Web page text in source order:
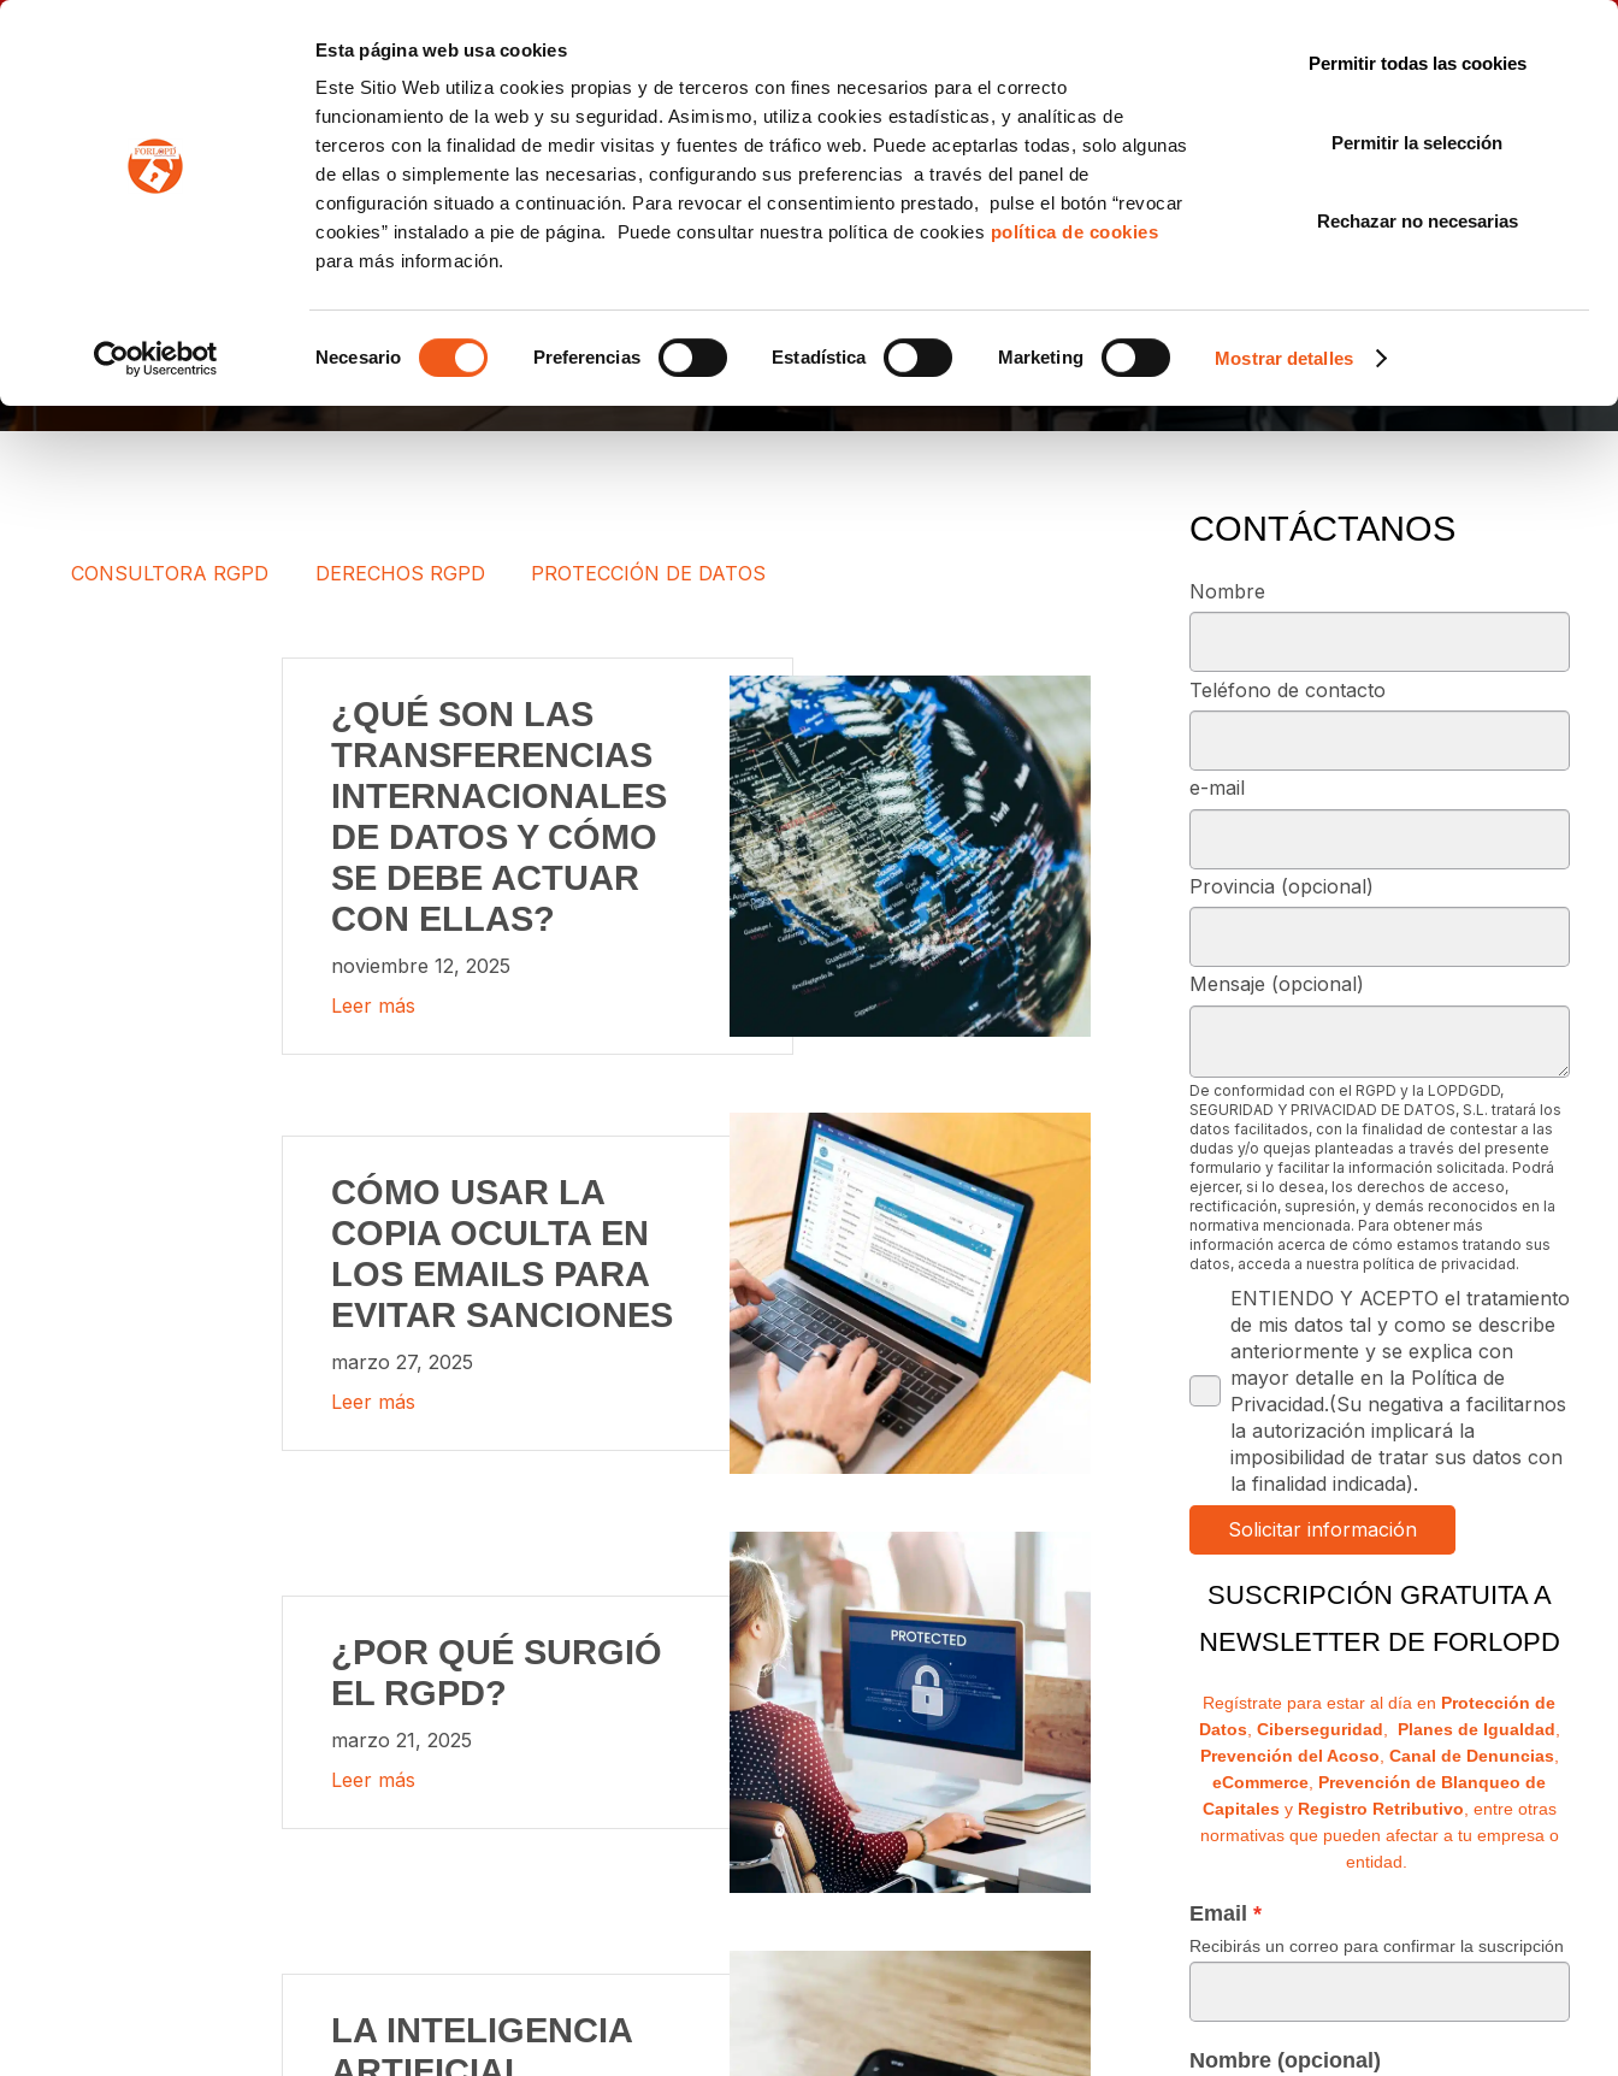
Esta página web usa cookies
Este Sitio Web utiliza cookies propias y de terceros con fines necesarios para el correcto
funcionamiento de la web y su seguridad. Asimismo, utiliza cookies estadísticas, y analíticas de
terceros con la finalidad de medir visitas y fuentes de tráfico web. Puede aceptarlas todas, solo algunas
de ellas o simplemente las necesarias, configurando sus preferencias a través del panel de
configuración situado a continuación. Para revocar el consentimiento prestado, pulse el botón “revocar
cookies” instalado a pie de página. Puede consultar nuestra política de cookies política de cookies
para más información.
de
Necesario Preferencias Estadística Marketing Mostrar detalles
Permitir todas las cookies
Permitir la selección
Rechazar no necesarias
PROTECCION DE DATOS IGUALDAD CONSULTORÍA ECOMMERCE LSSI CANAL DENUNCIAS
REGLAMENTO GENERAL DE PROTECCIÓN DE DATOS (RGPD)
CONSULTORA RGPD DERECHOS RGPD PROTECCIÓN DE DATOS
¿QUÉ SON LAS
TRANSFERENCIAS
INTERNACIONALES
DE DATOS Y CÓMO
SE DEBE ACTUAR
CON ELLAS?
noviembre 12, 2025
Leer más
CÓMO USAR LA
COPIA OCULTA EN
LOS EMAILS PARA
EVITAR SANCIONES
marzo 27, 2025
Leer más
¿POR QUÉ SURGIÓ
EL RGPD?
marzo 21, 2025
Leer más
LA INTELIGENCIA
CONTÁCTANOS
Nombre
Teléfono de contacto
e-mail
Provincia (opcional)
Mensaje (opcional)
De conformidad con el RGPD y la LOPDGDD,
SEGURIDAD Y PRIVACIDAD DE DATOS, S.L. tratará los
datos facilitados, con la finalidad de contestar a las
dudas y/o quejas planteadas a través del presente
formulario y facilitar la información solicitada. Podrá
ejercer, si lo desea, los derechos de acceso,
rectificación, supresión, y demás reconocidos en la
normativa mencionada. Para obtener más
información acerca de cómo estamos tratando sus
datos, acceda a nuestra política de privacidad.
ENTIENDO Y ACEPTO el tratamiento
de mis datos tal y como se describe
anteriormente y se explica con
mayor detalle en la Política de
Privacidad.(Su negativa a facilitarnos
la autorización implicará la
imposibilidad de tratar sus datos con
la finalidad indicada).
SUSCRIPCIÓN GRATUITA A
NEWSLETTER DE FORLOPD
Regístrate para estar al día en Protección de
Datos, Ciberseguridad, Planes de Igualdad,
Prevención del Acoso, Canal de Denuncias,
eCommerce, Prevención de Blanqueo de
Capitalesy Registro Retributivo, entre otras
normativas que pueden afectar a tu empresa o
entidad.
Email
Recibirás un correo para confirmar la suscripción
Nombre (opcional)